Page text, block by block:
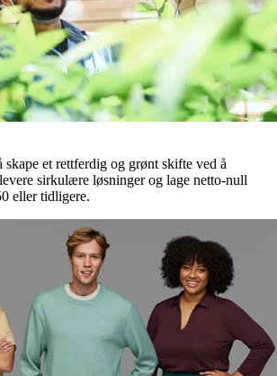
et rettferdig og grønt skifte ved å
sirkulære løsninger og lage netto-null
eller tidligere.